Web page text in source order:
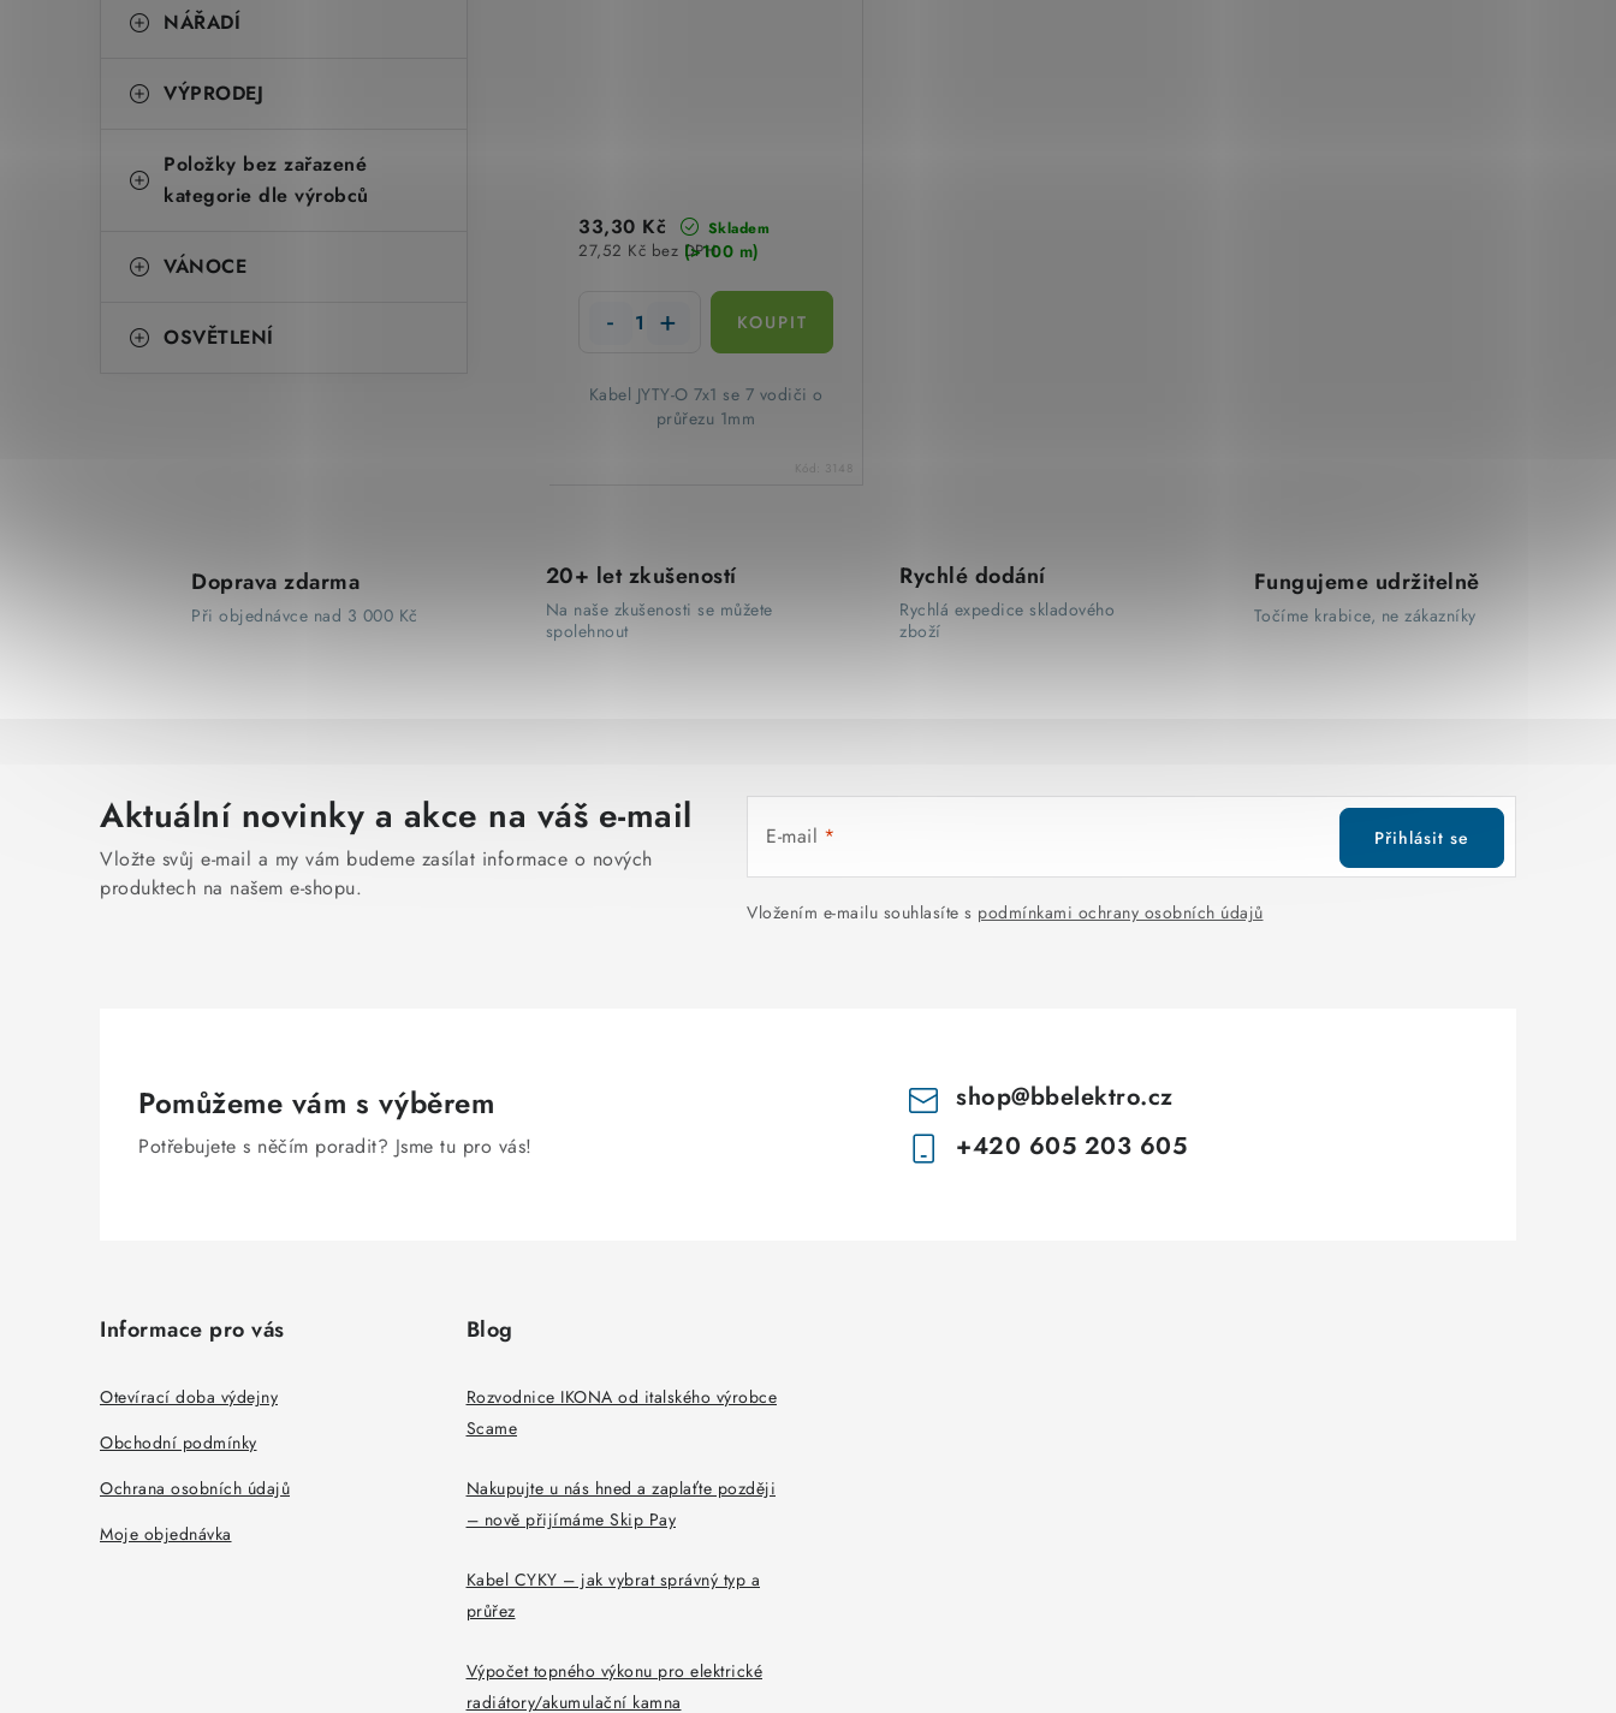
NÁŘADÍ
VÝPRODEJ
Položky bez zařazené
kategorie dle výrobců
VÁNOCE
OSVĚTLENÍ
Skladem
(>100 m)
27,52 Kč bez DPH
33,30 Kč
​Kabel JYTY-O 7x1 se 7 vodiči o
průřezu 1mm
Kód: 3148
O
v
c
í
Doprava zdarma
Při objednávce nad 3 000 Kč
20+ let zkušeností
Na naše zkušenosti se můžete
spolehnout
Rychlé dodání
Rychlá expedice skladového
zboží
Fungujeme udržitelně
Točíme krabice, ne zákazníky
Aktuální novinky a akce na váš e-mail
Vložte svůj e-mail a my vám budeme zasílat informace o nových
produktech na našem e-shopu.
E-mail
Vložením e-mailu souhlasíte s podmínkami ochrany osobních údajů
Přihlásit se
Pomůžeme vám s výběrem
Potřebujete s něčím poradit? Jsme tu pro vás!
shop@bbelektro.cz
+420 605 203 605
Informace pro vás
Otevírací doba výdejny
Obchodní podmínky
Ochrana osobních údajů
Moje objednávka
Blog
Rozvodnice IKONA od italského výrobce
Scame
Nakupujte u nás hned a zaplaťte později
– nově přijímáme Skip Pay
Kabel CYKY – jak vybrat správný typ a
průřez
Výpočet topného výkonu pro elektrické
radiátory/akumulační kamna